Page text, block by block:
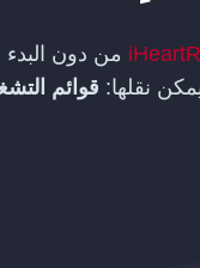
من دون البدء
نقلها: قوائم